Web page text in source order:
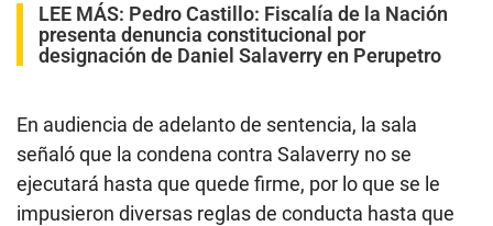
LEE MÁS: Pedro Castillo: Fiscalía de la Nación
presenta denuncia constitucional por
designación de Daniel Salaverry en Perupetro
En audiencia de adelanto de sentencia, la sala
señaló que la condena contra Salaverry no se
ejecutará hasta que quede firme, por lo que se le
impusieron diversas reglas de conducta hasta que